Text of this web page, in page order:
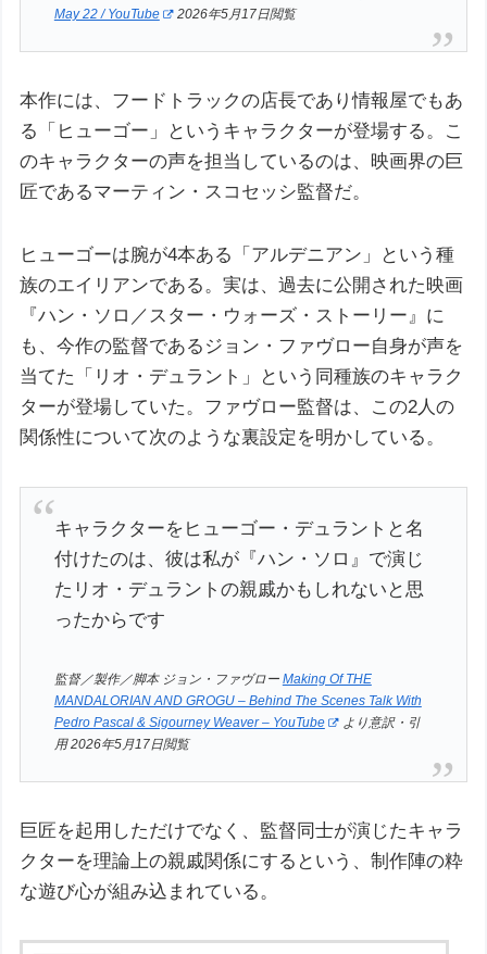
May 22 / YouTube
2026年5月17日閲覧
本作には、フードトラックの店長であり情報屋でもあ
る「ヒューゴー」というキャラクターが登場する。こ
のキャラクターの声を担当しているのは、映画界の巨
匠であるマーティン・スコセッシ監督だ。
ヒューゴーは腕が4本ある「アルデニアン」という種
族のエイリアンである。実は、過去に公開された映画
『ハン・ソロ／スター・ウォーズ・ストーリー』に
も、今作の監督であるジョン・ファヴロー自身が声を
当てた「リオ・デュラント」という同種族のキャラク
ターが登場していた。ファヴロー監督は、この2人の
関係性について次のような裏設定を明かしている。
キャラクターをヒューゴー・デュラントと名
付けたのは、彼は私が『ハン・ソロ』で演じ
たリオ・デュラントの親戚かもしれないと思
ったからです
監督／製作／脚本 ジョン・ファヴロー Making Of THE
MANDALORIAN AND GROGU – Behind The Scenes Talk With
Pedro Pascal & Sigourney Weaver – YouTube
より意訳・引
用 2026年5月17日閲覧
巨匠を起用しただけでなく、監督同士が演じたキャラ
クターを理論上の親戚関係にするという、制作陣の粋
な遊び心が組み込まれている。